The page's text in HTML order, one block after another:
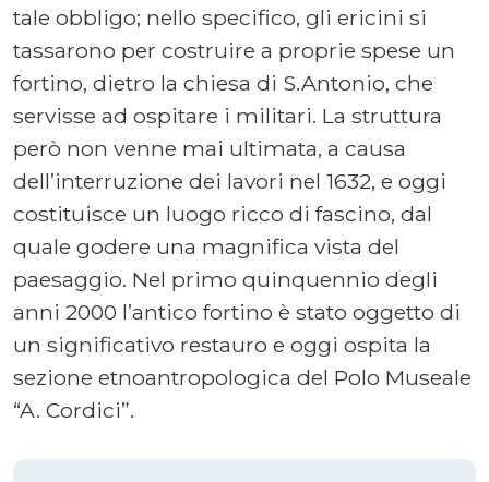
tale obbligo; nello specifico, gli ericini si
tassarono per costruire a proprie spese un
fortino, dietro la chiesa di S.Antonio, che
servisse ad ospitare i militari. La struttura
però non venne mai ultimata, a causa
dell’interruzione dei lavori nel 1632, e oggi
costituisce un luogo ricco di fascino, dal
quale godere una magnifica vista del
paesaggio. Nel primo quinquennio degli
anni 2000 l’antico fortino è stato oggetto di
un significativo restauro e oggi ospita la
sezione etnoantropologica del Polo Museale
“A. Cordici”.